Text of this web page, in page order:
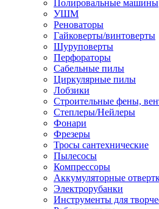
Полировальные машины
УШМ
Реноваторы
Гайковерты/винтоверты
Шуруповерты
Перфораторы
Сабельные пилы
Циркулярные пилы
Лобзики
Строительные фены,
Степлеры/Нейлеры
Фонари
Фрезеры
Тросы сантехнические
Пылесосы
Компрессоры
Аккумуляторные
Электрорубанки
Инструменты для